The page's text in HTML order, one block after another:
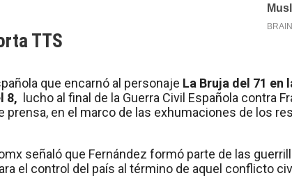
TTS
que encarnó al personaje La Bruja del 71 en
8,
lucho al final de la Guerra Civil Española contra
en el marco de las exhumaciones de los
señaló que Fernández formó parte de las
el control del país al término de aquel conflicto